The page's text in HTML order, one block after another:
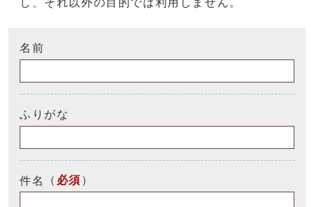
し、それ以外の目的では利用しません。
名前
ふりがな
件名 （ 必須 ）